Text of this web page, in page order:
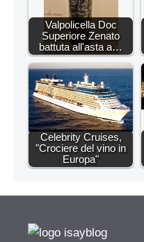
Valpolicella Doc
Superiore Zenato
battuta all'asta a…
Celebrity Cruises,
"Crociere del vino in
Europa"